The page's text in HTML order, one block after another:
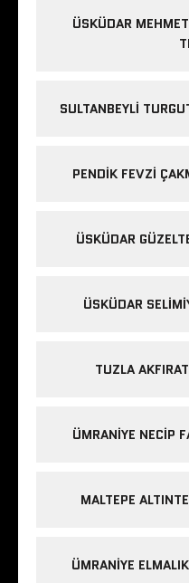
ÜSKÜDAR
SULTANBEYLI
PENDIK FEVZI
ÜSKÜDAR
ÜSKÜDAR
TUZLA
ÜMRANIYE NECIP
MALTEPE
ÜMRANIYE